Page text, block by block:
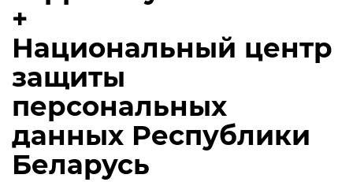
+
Национальный центр
защиты
персональных
данных Республики
Беларусь